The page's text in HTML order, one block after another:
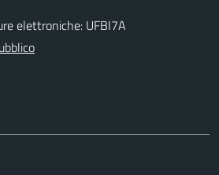
elettroniche: UFBI7A